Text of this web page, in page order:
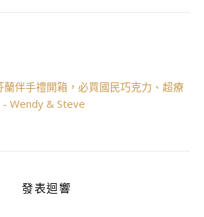
伴手禮開箱，必買國民巧克力、超療
Wendy & Steve
發表迴響